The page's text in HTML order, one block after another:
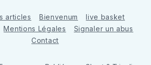
articles Bienvenum
live basket
Mentions Légales
Signaler un abus
Contact